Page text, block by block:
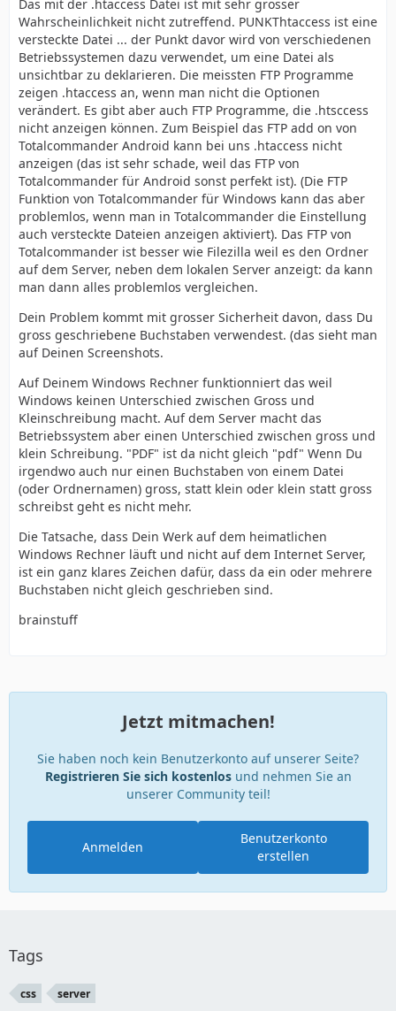
Das mit der .htaccess Datei ist mit sehr grosser
Wahrscheinlichkeit nicht zutreffend. PUNKThtaccess ist eine
versteckte Datei ... der Punkt davor wird von verschiedenen
Betriebssystemen dazu verwendet, um eine Datei als
unsichtbar zu deklarieren. Die meissten FTP Programme
zeigen .htaccess an, wenn man nicht die Optionen
verändert. Es gibt aber auch FTP Programme, die .htsccess
nicht anzeigen können. Zum Beispiel das FTP add on von
Totalcommander Android kann bei uns .htaccess nicht
anzeigen (das ist sehr schade, weil das FTP von
Totalcommander für Android sonst perfekt ist). (Die FTP
Funktion von Totalcommander für Windows kann das aber
problemlos, wenn man in Totalcommander die Einstellung
auch versteckte Dateien anzeigen aktiviert). Das FTP von
Totalcommander ist besser wie Filezilla weil es den Ordner
auf dem Server, neben dem lokalen Server anzeigt: da kann
man dann alles problemlos vergleichen.
Dein Problem kommt mit grosser Sicherheit davon, dass Du
gross geschriebene Buchstaben verwendest. (das sieht man
auf Deinen Screenshots.
Auf Deinem Windows Rechner funktionniert das weil
Windows keinen Unterschied zwischen Gross und
Kleinschreibung macht. Auf dem Server macht das
Betriebssystem aber einen Unterschied zwischen gross und
klein Schreibung. "PDF" ist da nicht gleich "pdf" Wenn Du
irgendwo auch nur einen Buchstaben von einem Datei
(oder Ordnernamen) gross, statt klein oder klein statt gross
schreibst geht es nicht mehr.
Die Tatsache, dass Dein Werk auf dem heimatlichen
Windows Rechner läuft und nicht auf dem Internet Server,
ist ein ganz klares Zeichen dafür, dass da ein oder mehrere
Buchstaben nicht gleich geschrieben sind.
brainstuff
Jetzt mitmachen!
Sie haben noch kein Benutzerkonto auf unserer Seite?
Registrieren Sie sich kostenlosund nehmen Sie an
unserer Community teil!
Benutzerkonto
erstellen
Anmelden
Tags
css server